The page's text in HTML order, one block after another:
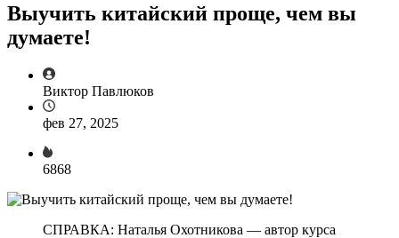
Выучить китайский проще, чем вы
думаете!
Виктор Павлюков
фев 27, 2025
6868
СПРАВКА: Наталья Охотникова — автор курса